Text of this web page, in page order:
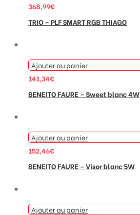
368,99€
TRIO – PLF SMART RGB THIAGO
Ajouter au panier
141,34€
BENEITO FAURE – Sweet blanc 4W
Ajouter au panier
152,46€
BENEITO FAURE – Visor blanc 5W
Ajouter au panier